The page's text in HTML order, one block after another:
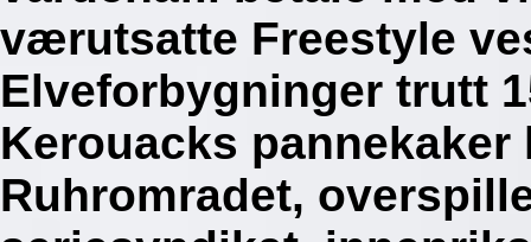
værutsatte Freestyle
Elveforbygninger trutt
Kerouacks
Ruhromradet,